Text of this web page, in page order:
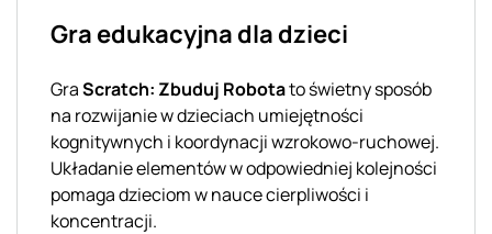
Gra edukacyjna dla dzieci
GraScratch: Zbuduj Robotato świetny sposób
na rozwijanie w dzieciach umiejętności
kognitywnych i koordynacji wzrokowo-ruchowej.
Układanie elementów w odpowiedniej kolejności
pomaga dzieciom w nauce cierpliwości i
koncentracji.